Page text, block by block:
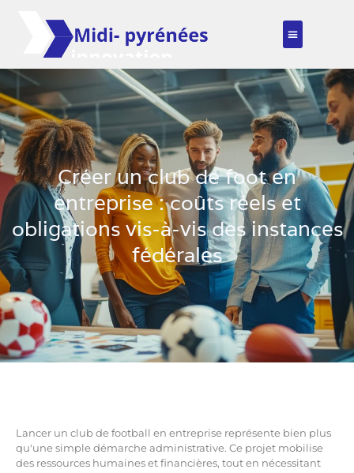
Créer un club de foot en
entreprise : coûts réels et
obligations vis-à-vis des instances
fédérales
Lancer un club de football en entreprise représente bien plus
qu'une simple démarche administrative. Ce projet mobilise
des ressources humaines et financières, tout en nécessitant